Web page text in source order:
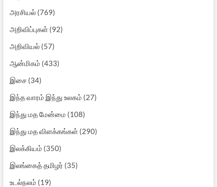
அரசியல்(769)
அறிவிப்புகள்(92)
அறிவியல்(57)
ஆன்மிகம் (433)
இசை(34)
இந்த வாரம் இந்து உலகம் (27)
இந்து மத மேன்மை (108)
இந்து மத விளக்கங்கள்(290)
இலக்கியம் (350)
இலங்கைத் தமிழர் (35)
உடல்நலம் (19)